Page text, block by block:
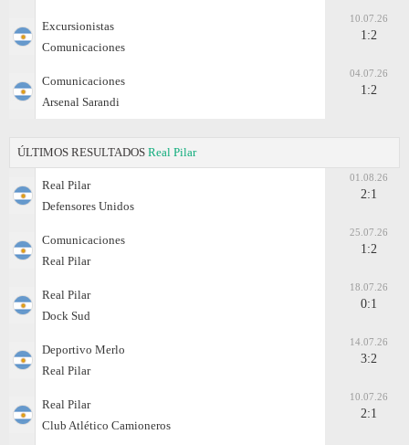
Excursionistas
Comunicaciones
10.07.26
1:2
Comunicaciones
Arsenal Sarandi
04.07.26
1:2
ÚLTIMOS RESULTADOS Real Pilar
Real Pilar
Defensores Unidos
01.08.26
2:1
Comunicaciones
Real Pilar
25.07.26
1:2
Real Pilar
Dock Sud
18.07.26
0:1
Deportivo Merlo
Real Pilar
14.07.26
3:2
Real Pilar
Club Atlético Camioneros
10.07.26
2:1